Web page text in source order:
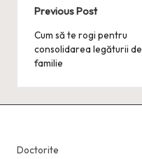
Post
navigation
Previous Post
Cum să te rogi pentru
consolidarea legăturii de
familie
Doctorite